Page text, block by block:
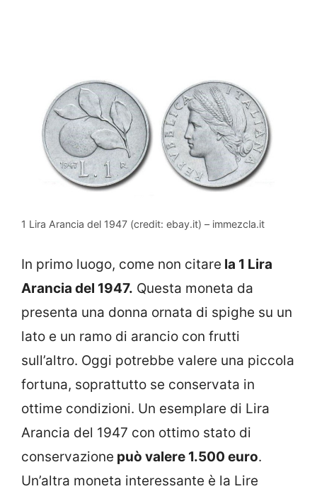
1 Lira Arancia del 1947 (credit: ebay.it) – immezcla.it
In primo luogo, come non citare la 1 Lira
Arancia del 1947. Questa moneta da
presenta una donna ornata di spighe su un
lato e un ramo di arancio con frutti
sull’altro. Oggi potrebbe valere una piccola
fortuna, soprattutto se conservata in
ottime condizioni. Un esemplare di Lira
Arancia del 1947 con ottimo stato di
conservazione può valere 1.500 euro.
Un’altra moneta interessante è la Lire